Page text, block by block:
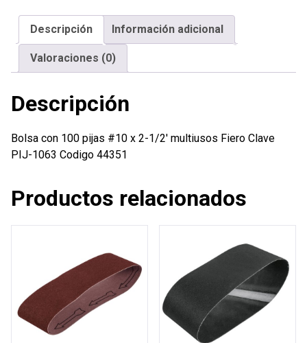
1/2'
multiusos
cantidad
Descripción Información adicional
Valoraciones (0)
Descripción
Bolsa con 100 pijas #10 x 2-1/2′ multiusos Fiero Clave
PIJ-1063 Codigo 44351
Productos relacionados